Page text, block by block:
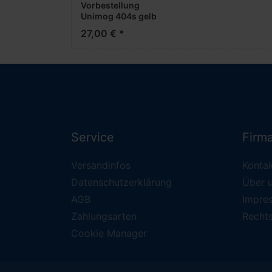
Vorbestellung
Unimog 404s gelb
Fertigmodell-
27,00 € *
Service
Versandinfos
Datenschutzerklärung
AGB
Zahlungsarten
Cookie Manager
Über